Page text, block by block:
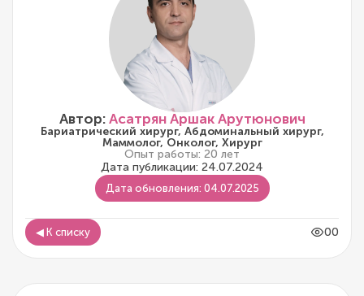
Автор:Асатрян Аршак Арутюнович
Бариатрический хирург, Абдоминальный хирург,
Маммолог, Онколог, Хирург
Опыт работы: 20 лет
Дата публикации: 24.07.2024
Дата обновления: 04.07.2025
◀ К списку 00